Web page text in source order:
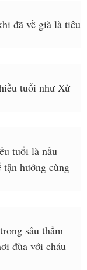
đã về già là tiêu
tuổi như Xử
tuổi là nấu
hưởng cùng
sâu thẳm
đùa với cháu